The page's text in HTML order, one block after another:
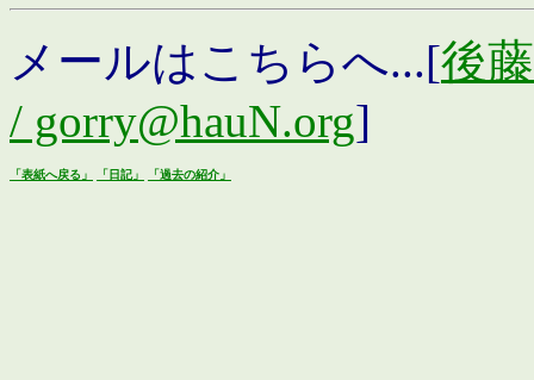
メールはこちらへ...[後
/ gorry@hauN.org]
「表紙へ戻る」 「日記」 「過去の紹介」